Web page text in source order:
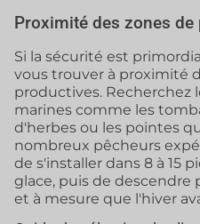
Proximité des zones de
Si la sécurité est
vous trouver à proximité
productives. Recherchez
marines comme les
d'herbes ou les pointes
nombreux pêcheurs
de s'installer dans 8 à 15
glace, puis de
et à mesure que l'hiver